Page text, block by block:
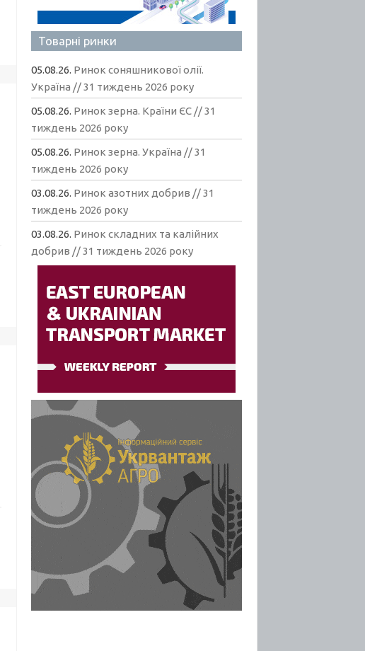
Товарні ринки
05.08.26. Ринок соняшникової олії.
Україна // 31 тиждень 2026 року
05.08.26. Ринок зерна. Країни ЄС // 31
тиждень 2026 року
05.08.26. Ринок зерна. Україна // 31
тиждень 2026 року
03.08.26. Ринок азотних добрив // 31
тиждень 2026 року
03.08.26. Ринок складних та калійних
добрив // 31 тиждень 2026 року